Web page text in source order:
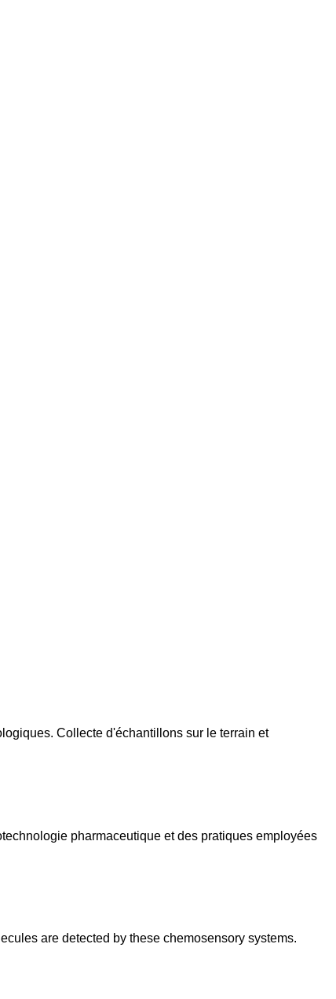
Collecte d'échantillons sur le terrain et
pharmaceutique et des pratiques employées
are detected by these chemosensory systems.